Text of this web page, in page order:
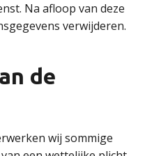
Na afloop van deze
verwijderen.
de
wij sommige